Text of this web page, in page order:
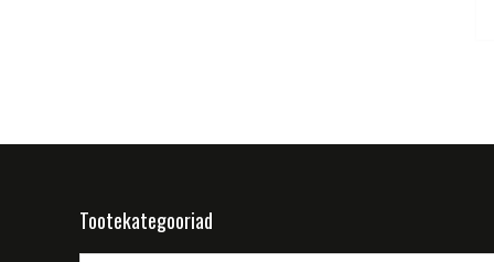
Tootekategooriad